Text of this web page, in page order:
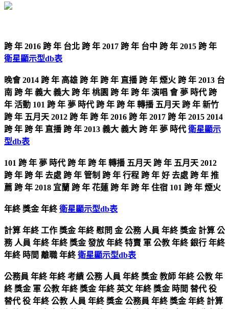
跨 年 2016 跨 年 台北 跨 年 2017 跨 年 台中 跨 年 2015 跨 年
衛星顯示型db表
晚會 2014 跨 年 高雄 跨 年 跨 年 直播 跨 年 煙火 跨 年 2013 台
南 跨 年 義大 義大 跨 年 桃園 跨 年 跨 年 演唱 會 夢 時代 跨
年 活動 101 跨 年 夢 時代 跨 年 跨 年 轉播 五月天 跨 年 新竹
跨 年 五月天 2012 跨 年 跨 年 2016 跨 年 2017 跨 年 2015 2014
跨 年 跨 年 直播 跨 年 2013 義大 義大 跨 年 夢 時代衛星顯示
型db表
101 跨 年 夢 時代 跨 年 跨 年 轉播 五月天 跨 年 五月天 2012
跨 年 跨 年 去處 跨 年 管制 跨 年 行程 跨 年 好 去處 跨 年 推
薦 跨 年 2018 宜蘭 跨 年 花蓮 跨 年 跨 年 住宿 101 跨 年 煙火
年終 獎金 年終衛星顯示型db表
計算 年終 工作 獎金 年終 慰問 金 公務 人員 年終 獎金 計算 公
務 人員 年終 年終 獎金 發放 年終 特賣 軍 公教 年終 銀行 年終
年終 時間 離職 年終衛星顯示型db表
公務員 年終 年終 考績 公務 人員 年終 獎金 教師 年終 公教 年
終 獎金 軍 公教 年終 獎金 年終 英文 年終 獎金 時間 替代 役
替代 役 年終 公教 人員 年終 獎金 公務員 年終 獎金 年終 計算